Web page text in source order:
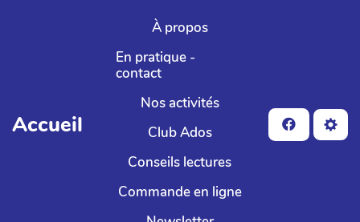
Aller au contenu principal
Accueil
À propos
En pratique -
contact
Nos activités
Club Ados
Conseils lectures
Commande en ligne